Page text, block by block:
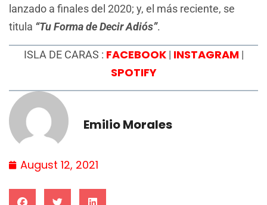
lanzado a finales del 2020; y, el más reciente, se
titula “Tu Forma de Decir Adiós”.
ISLA DE CARAS : FACEBOOK| INSTAGRAM|
SPOTIFY
Emilio Morales
August 12, 2021